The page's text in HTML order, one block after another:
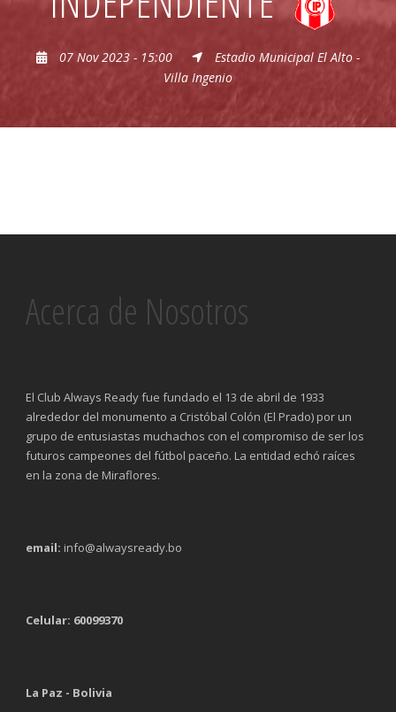
07 Nov 2023 - 15:00
Estadio Municipal El Alto -
Villa Ingenio
Acerca de Nosotros
El Club Always Ready fue fundado el 13 de abril de 1933
alrededor del monumento a Cristóbal Colón (El Prado) por un
grupo de entusiastas muchachos con el compromiso de ser los
futuros campeones del fútbol paceño. La entidad echó raíces
en la zona de Miraflores.
email: info@alwaysready.bo
Celular: 60099370
La Paz - Bolivia